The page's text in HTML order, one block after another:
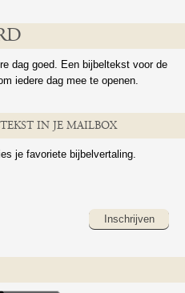
dag goed. Een bijbeltekst voor de
iedere dag mee te openen.
IN JE MAILBOX
je favoriete bijbelvertaling.
Inschrijven